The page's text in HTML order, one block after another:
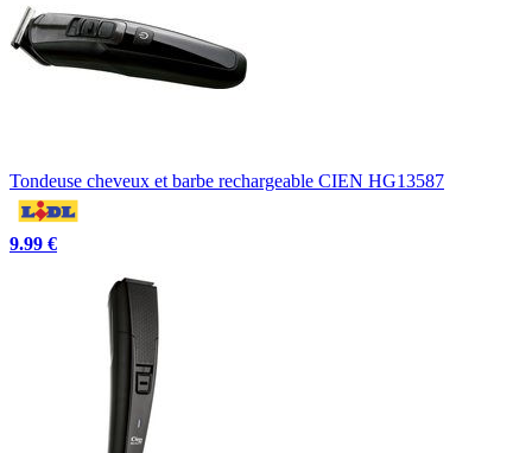
Tondeuse cheveux et barbe rechargeable CIEN HG13587
9.99 €